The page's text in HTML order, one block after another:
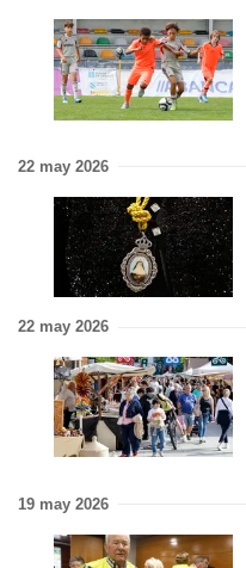
22 may 2026
22 may 2026
19 may 2026